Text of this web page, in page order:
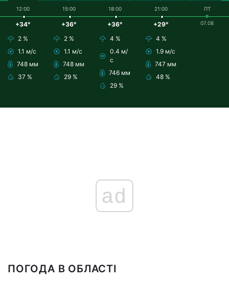
12:00
+34°
2 %
1.1 м/с
748 мм
37 %
15:00
+36°
2 %
1.1 м/с
748 мм
29 %
18:00
+36°
4 %
0.4 м/
с
746 мм
29 %
21:00
+29°
4 %
1.9 м/с
747 мм
48 %
ПТ
07.08
ad
ПОГОДА В ОБЛАСТІ